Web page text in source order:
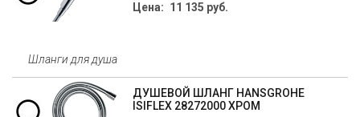
Цена: 11 135 руб.
Шланги для душа
ДУШЕВОЙ ШЛАНГ HANSGROHE
ISIFLEX 28272000 ХРОМ